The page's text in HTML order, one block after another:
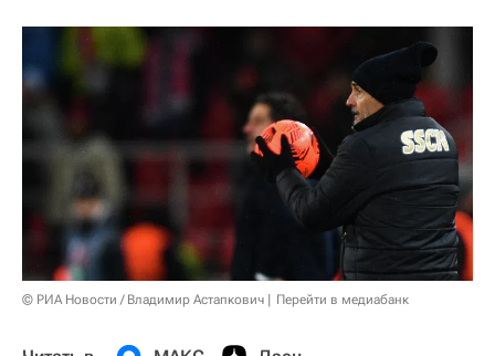
© РИА Новости / Владимир Астапкович Перейти в медиабанк